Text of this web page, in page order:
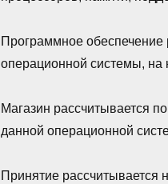
Программное обеспечение
операционной системы, на
Магазин рассчитывается
данной операционной
Принятие рассчитывается